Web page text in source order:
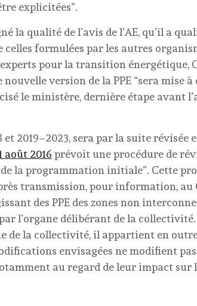
explicitées”.
la qualité de l’avis de l’AE, qu’il a
celles formulées par les autres
pour la transition énergétique,
version de la PPE “sera mise
le ministère, dernière étape avant
2019–2023, sera par la suite révisée
août 2016 prévoit une procédure de
la programmation initiale”. Cette
transmission, pour information, au
des PPE des zones non
l’organe délibérant de la
de la collectivité, il appartient en
envisagées ne modifient
au regard de leur impact sur